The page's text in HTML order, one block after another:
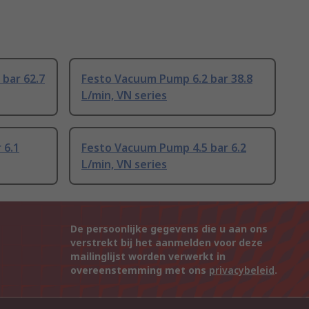
62.7
Festo Vacuum Pump 6.2 bar 38.8
L/min, VN series
Festo Vacuum Pump 4.5 bar 6.2
L/min, VN series
De persoonlijke gegevens die u aan ons
verstrekt bij het aanmelden voor deze
mailinglijst worden verwerkt in
overeenstemming met ons privacybeleid.